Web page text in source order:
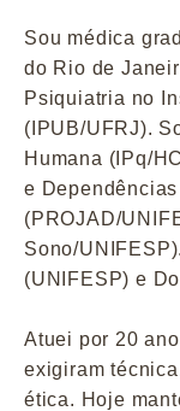
Sou médica
do Rio de
Psiquiatria no
(IPUB/UFRJ).
Humana (IPq/
e
(PROJAD/
Sono/
(UNIFESP) e
Atuei por 20
exigiram
ética. Hoje